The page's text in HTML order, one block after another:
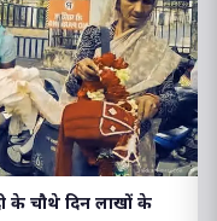
के चौथे दिन लाखों के